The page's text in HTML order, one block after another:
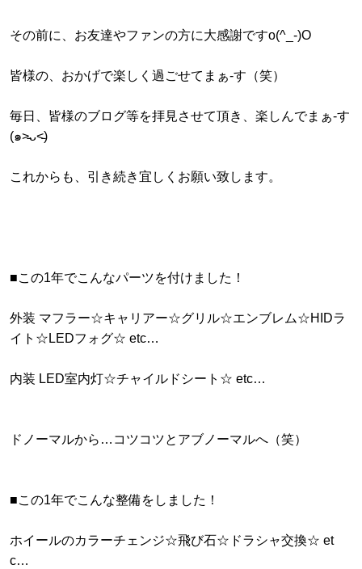
その前に、お友達やファンの方に大感謝ですo(^_-)O
皆様の、おかげで楽しく過ごせてまぁ-す（笑）
毎日、皆様のブログ等を拝見させて頂き、楽しんでまぁ-す
(๑˃̵ᴗ˂̵)
これからも、引き続き宜しくお願い致します。
■この1年でこんなパーツを付けました！
外装 マフラー☆キャリアー☆グリル☆エンブレム☆HIDラ
イト☆LEDフォグ☆ etc…
内装 LED室内灯☆チャイルドシート☆ etc…
ドノーマルから…コツコツとアブノーマルへ（笑）
■この1年でこんな整備をしました！
ホイールのカラーチェンジ☆飛び石☆ドラシャ交換☆ et
c…